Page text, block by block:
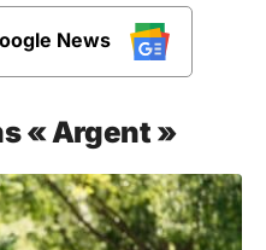
News
« Argent »